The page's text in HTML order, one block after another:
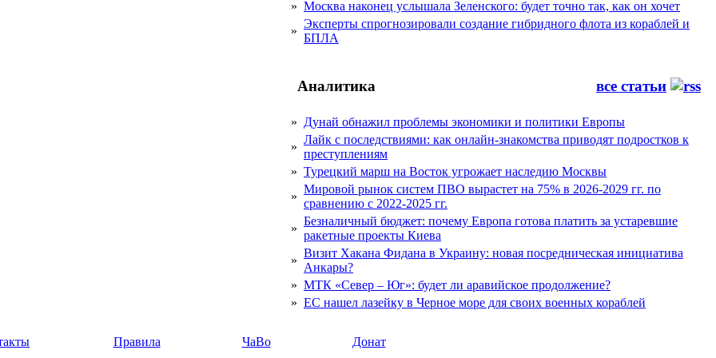
» Москва наконец услышала Зеленского: будет точно так, как он хочет
»
Эксперты спрогнозировали создание гибридного флота из кораблей и
БПЛА
Аналитика все статьи
» Дунай обнажил проблемы экономики и политики Европы
»
Лайк с последствиями: как онлайн-знакомства приводят подростков к
преступлениям
» Турецкий марш на Восток угрожает наследию Москвы
»
Мировой рынок систем ПВО вырастет на 75% в 2026-2029 гг. по
сравнению с 2022-2025 гг.
»
Безналичный бюджет: почему Европа готова платить за устаревшие
ракетные проекты Киева
»
Визит Хакана Фидана в Украину: новая посредническая инициатива
Анкары?
» МТК «Север – Юг»: будет ли аравийское продолжение?
» ЕС нашел лазейку в Черное море для своих военных кораблей
Правила ЧаВо
Донат